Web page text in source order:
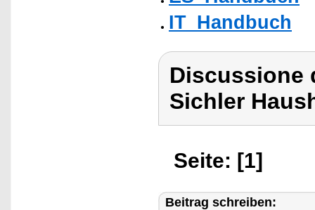
IT_Handbuch
Discussione
Sichler
Seite: [1]
Beitrag schreiben: